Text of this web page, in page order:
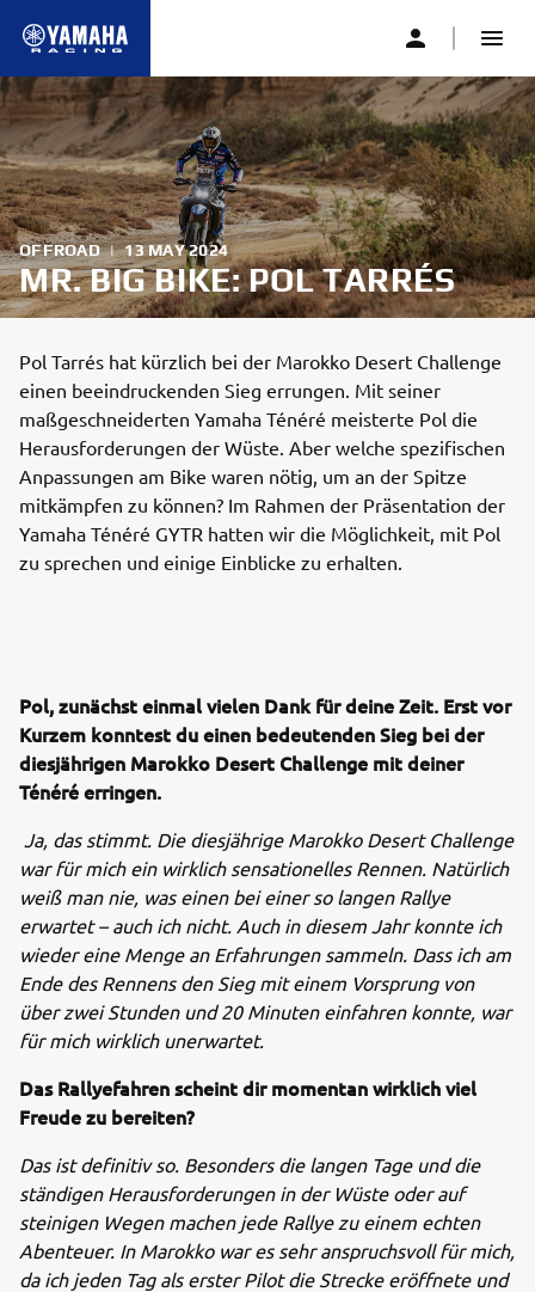
OFFROAD | 13 MAY 2024
MR. BIG BIKE: POL TARRÉS
Pol Tarrés hat kürzlich bei der Marokko Desert Challenge
einen beeindruckenden Sieg errungen. Mit seiner
maßgeschneiderten Yamaha Ténéré meisterte Pol die
Herausforderungen der Wüste. Aber welche spezifischen
Anpassungen am Bike waren nötig, um an der Spitze
mitkämpfen zu können? Im Rahmen der Präsentation der
Yamaha Ténéré GYTR hatten wir die Möglichkeit, mit Pol
zu sprechen und einige Einblicke zu erhalten.
Pol, zunächst einmal vielen Dank für deine Zeit. Erst vor
Kurzem konntest du einen bedeutenden Sieg bei der
diesjährigen Marokko Desert Challenge mit deiner
Ténéré erringen.
Ja, das stimmt. Die diesjährige Marokko Desert Challenge
war für mich ein wirklich sensationelles Rennen. Natürlich
weiß man nie, was einen bei einer so langen Rallye
erwartet – auch ich nicht. Auch in diesem Jahr konnte ich
wieder eine Menge an Erfahrungen sammeln. Dass ich am
Ende des Rennens den Sieg mit einem Vorsprung von
über zwei Stunden und 20 Minuten einfahren konnte, war
für mich wirklich unerwartet.
Das Rallyefahren scheint dir momentan wirklich viel
Freude zu bereiten?
Das ist definitiv so. Besonders die langen Tage und die
ständigen Herausforderungen in der Wüste oder auf
steinigen Wegen machen jede Rallye zu einem echten
Abenteuer. In Marokko war es sehr anspruchsvoll für mich,
da ich jeden Tag als erster Pilot die Strecke eröffnete und